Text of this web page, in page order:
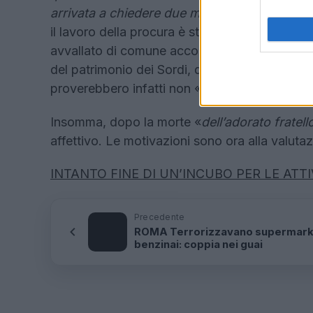
arrivata a chiedere due milioni per l’apertura
il lavoro della procura è stato però un altro.
avvallato di comune accordo le donazioni
del patrimonio dei Sordi, quantificato sui
proverebbero infatti non «
mai entrati
Insomma, dopo la morte «dell’adorato
affettivo. Le motivazioni sono ora alla
INTANTO FINE DI UN’INCUBO PER LE
Precedente
ROMA Terrorizzavano
benzinai: coppia nei guai